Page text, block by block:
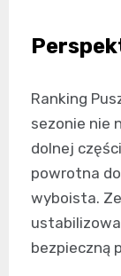
Ranking
sezonie nie
dolnej
powrotna
wyboista.
bezpieczną